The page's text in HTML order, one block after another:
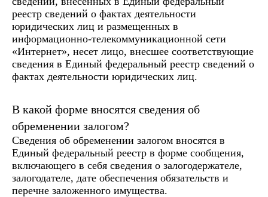
реестр сведений о фактах деятельности
юридических лиц и размещенных в
информационно-телекоммуникационной сети
«Интернет», несет лицо, внесшее соответствующие
сведения в Единый федеральный реестр сведений о
фактах деятельности юридических лиц.
В какой форме вносятся сведения об
обременении залогом?
Сведения об обременении залогом вносятся в
Единый федеральный реестр в форме сообщения,
включающего в себя сведения о залогодержателе,
залогодателе, дате обеспечения обязательств и
перечне заложенного имущества.